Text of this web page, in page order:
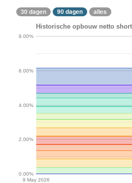
30 dagen 90 dagen alles
Historische opbouw netto
9 May 2026
0.00%
2.00%
4.00%
6.00%
8.00%